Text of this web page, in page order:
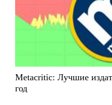
Metacritic: Лучшие
год